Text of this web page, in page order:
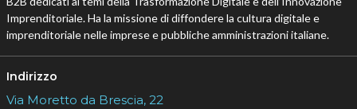
Imprenditoriale. Ha la missione di diffondere la cultura digitale e
imprenditoriale nelle imprese e pubbliche amministrazioni italiane.
Indirizzo
Via Moretto da Brescia, 22